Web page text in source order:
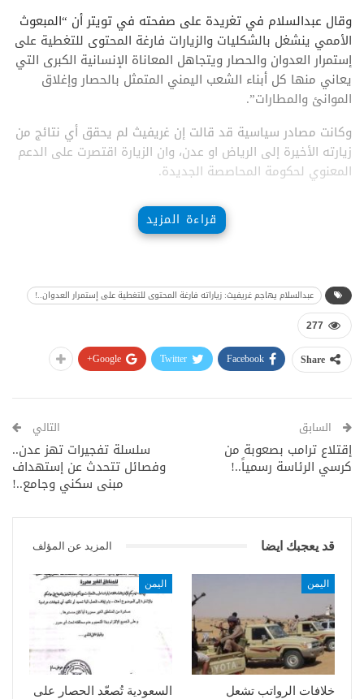
وقال عبدالسلام في تغريدة على صفحته في تويتر أن “المبعوث
الأممي ينشغل بالشكليات والزيارات فارغة المحتوى للتغطية على
إستمرار العدوان والحصار ويتجاهل المعاناة الإنسانية الكبرى التي
يعاني منها كل أبناء الشعب اليمني المتمثل بالحصار وإغلاق
الموانئ والمطارات”.
وكانت مصادر سياسية قد قالت إن غريفيث لم يحقق أي نتائج من
زيارته الأخيرة إلى الرياض او عدن، وان الزيارة اقتصرت على الدعم
المعنوي لحكومة المحاصصة الجديدة.
قراءة المزيد
عبدالسلام يهاجم غريفيث: زياراته فارغة المحتوى للتغطية على إستمرار العدوان..!
277
Share
Facebook
Twitter
Google+
السابق
إقتلاع ترامب بصعوبة من
كرسي الرئاسة رسمیاً..!
التالي
سلسلة تفجيرات تهز عدن..
وفصائل تتحدث عن إستهداف
مبنى سكني وجامع..!
قد يعجبك ايضا المزيد عن المؤلف
اليمن
خلافات الرواتب تشعل
اليمن
السعودية تُصعّد الحصار على